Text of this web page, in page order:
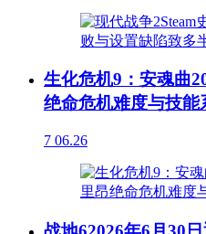
生化危机9：安魂曲
绝命危机难度与技能
7 06.26